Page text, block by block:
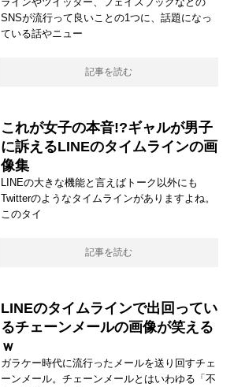
SNSが流行って良いことの1つに、話題になっ
ている話やニュー
記事を読む
これが女子の本音!?ギャルが男子
に訴えるLINEのタイムラインの画
像集
LINEの大きな機能と言えばトーク以外にも
Twitterのようなタイムラインがありますよね。
このタイ
記事を読む
LINEのタイムラインで出回ってい
るチェーンメールの画像が笑える
ｗ
ガラケー時代に流行ったメールを送り回すチェ
ーンメール。チェーンメールとはいわゆる「不